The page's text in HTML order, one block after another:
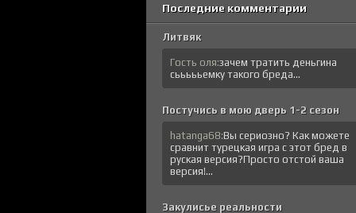
Последние комментарии
Литвяк
Гость оля:зачем тратить деньгина
сьььььемку такого бреда...
Постучись в мою дверь 1-2 сезон
hatanga68:Вы сериозно? Как можете
сравнит турецкая игра с этот бред в
руская версия?Просто отстой ваша
версия!...
Закулисье реальности